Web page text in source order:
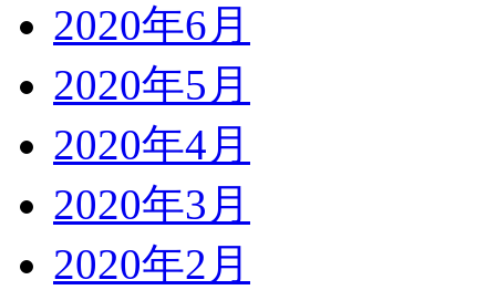
2020年6月
2020年5月
2020年4月
2020年3月
2020年2月